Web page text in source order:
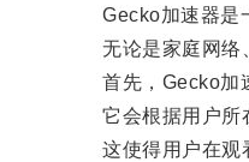
Gecko加速器是一
无论是家庭网络、
首先，Gecko加速
它会根据用户所在
这使得用户在观看